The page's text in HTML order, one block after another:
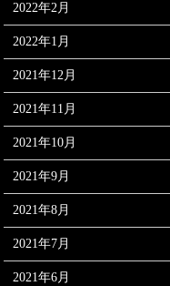
2022年2月
2022年1月
2021年12月
2021年11月
2021年10月
2021年9月
2021年8月
2021年7月
2021年6月